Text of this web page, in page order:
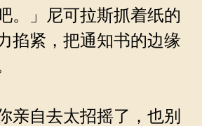
。」尼可拉斯抓着纸的
掐紧，把通知书的边缘
亲自去太招摇了，也别